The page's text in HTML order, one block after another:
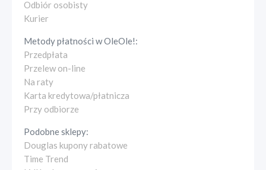
Odbiór osobisty
Kurier
Metody płatności wOleOle!:
Przedpłata
Przelew on-line
Na raty
Karta kredytowa/płatnicza
Przy odbiorze
Podobne sklepy:
Douglas kupony rabatowe
Time Trend